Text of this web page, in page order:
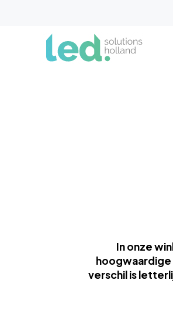
In onze
verschil is